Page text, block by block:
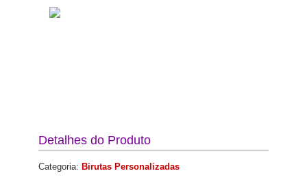
Detalhes do Produto
Categoria: Birutas Personalizadas